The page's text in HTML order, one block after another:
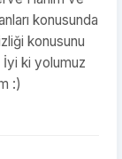
konusunda
konusunu
ki yolumuz
:)